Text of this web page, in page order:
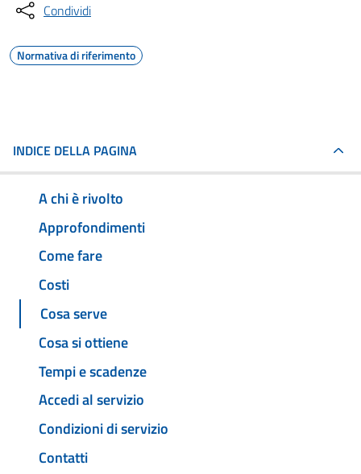
Condividi
Normativa di riferimento
INDICE DELLA PAGINA
A chi è rivolto
Approfondimenti
Come fare
Costi
Cosa serve
Cosa si ottiene
Tempi e scadenze
Accedi al servizio
Condizioni di servizio
Contatti